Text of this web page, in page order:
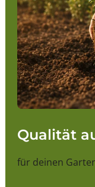
Qualität
für deinen